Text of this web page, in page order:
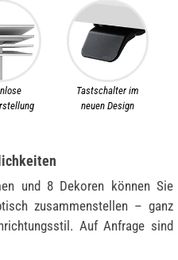
Tastschalter im
neuen Design
und 8 Dekoren können Sie
zusammenstellen – ganz
Auf Anfrage sind